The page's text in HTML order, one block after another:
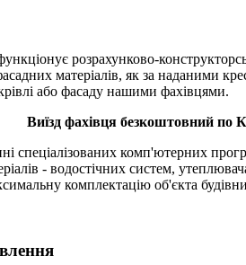
розрахунково-
матеріалів, як за наданими
або фасаду нашими фахівцями.
Виїзд фахівця безкоштовний по
спеціалізованих комп'ютерних
- водостічних систем,
комплектацію об'єкта